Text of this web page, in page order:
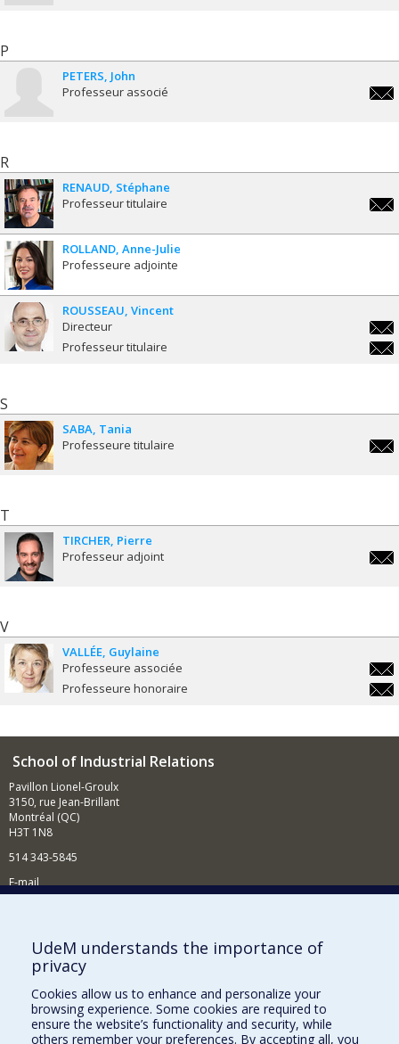
P
PETERS John
Professeur associé
R
RENAUD Stéphane
Professeur titulaire
ROLLAND Anne-Julie
Professeure adjointe
ROUSSEAU Vincent
Directeur
Professeur titulaire
S
SABA Tania
Professeure titulaire
T
TIRCHER Pierre
Professeur adjoint
V
VALLÉE Guylaine
Professeure associée
Professeure honoraire
School of Industrial Relations
Pavillon Lionel-Groulx
3150, rue Jean-Brillant
Montréal (QC)
H3T 1N8
514 343-5845
E-mail
Supporting the School
NEED HELP?
Sitemap
Report a problem
UdeM understands the importance of
privacy
Cookies allow us to enhance and personalize your
browsing experience. Some cookies are required to
ensure the website’s functionality and security, while
others remember your preferences. By accepting all, you